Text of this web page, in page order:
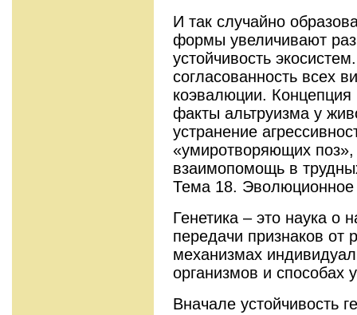
И так случайно
формы увеличивают
устойчивость
согласованность всех
коэвалюции.
факты альтруизма у
устранение
«умиротворяющих
взаимопомощь в
Тема 18. Эволюционное
Генетика – это наука о
передачи признаков от
механизмах
организмов и способах
Вначале устойчивость